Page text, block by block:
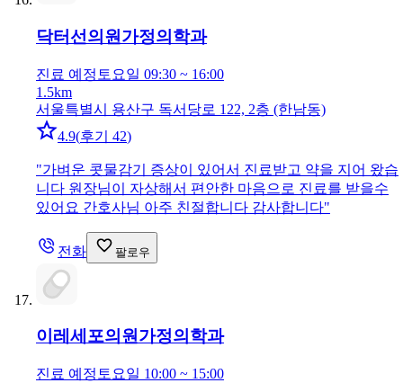
닥터선의원 가정의학과
진료 예정 토요일 09:30 ~ 16:00
1.5km
서울특별시 용산구 독서당로 122, 2층 (한남동)
4.9(후기 42)
"가벼운 콧물감기 증상이 있어서 진료받고 약을 지어 왔습
니다 원장님이 자상해서 편안한 마음으로 진료를 받을수
있어요 간호사님 아주 친절합니다 감사합니다"
전화 팔로우
이레세포의원가정의학과
진료 예정 토요일 10:00 ~ 15:00